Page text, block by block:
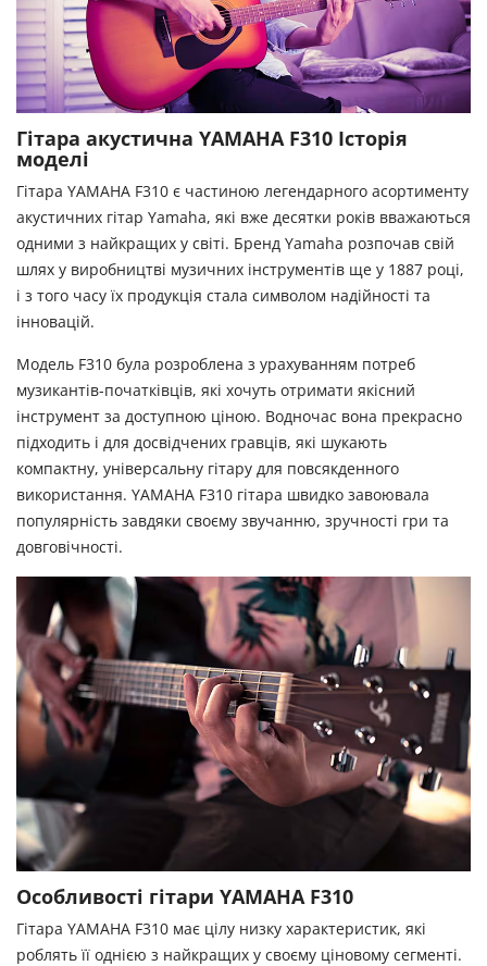
Гітара акустична YAMAHA F310 Історія
моделі
Гітара YAMAHA F310 є частиною легендарного асортименту
акустичних гітар Yamaha, які вже десятки років вважаються
одними з найкращих у світі. Бренд Yamaha розпочав свій
шлях у виробництві музичних інструментів ще у 1887 році,
і з того часу їх продукція стала символом надійності та
інновацій.
Модель F310 була розроблена з урахуванням потреб
музикантів-початківців, які хочуть отримати якісний
інструмент за доступною ціною. Водночас вона прекрасно
підходить і для досвідчених гравців, які шукають
компактну, універсальну гітару для повсякденного
використання. YAMAHA F310 гітара швидко завоювала
популярність завдяки своєму звучанню, зручності гри та
довговічності.
Особливості гітари YAMAHA F310
Гітара YAMAHA F310 має цілу низку характеристик, які
роблять її однією з найкращих у своєму ціновому сегменті.